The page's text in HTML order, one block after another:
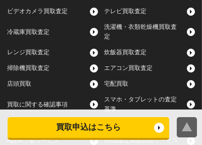
買取申込はこちら
ビデオカメラ買取査定 テレビ買取査定
冷蔵庫買取査定
洗濯機・衣類乾燥機買取査
定
レンジ買取査定 炊飯器買取査定
掃除機買取査定 エアコン買取査定
店頭買取 宅配買取
買取に関する確認事項
スマホ・タブレットの査定
基準
Apple下取サービス WEB限定高額買取サービス